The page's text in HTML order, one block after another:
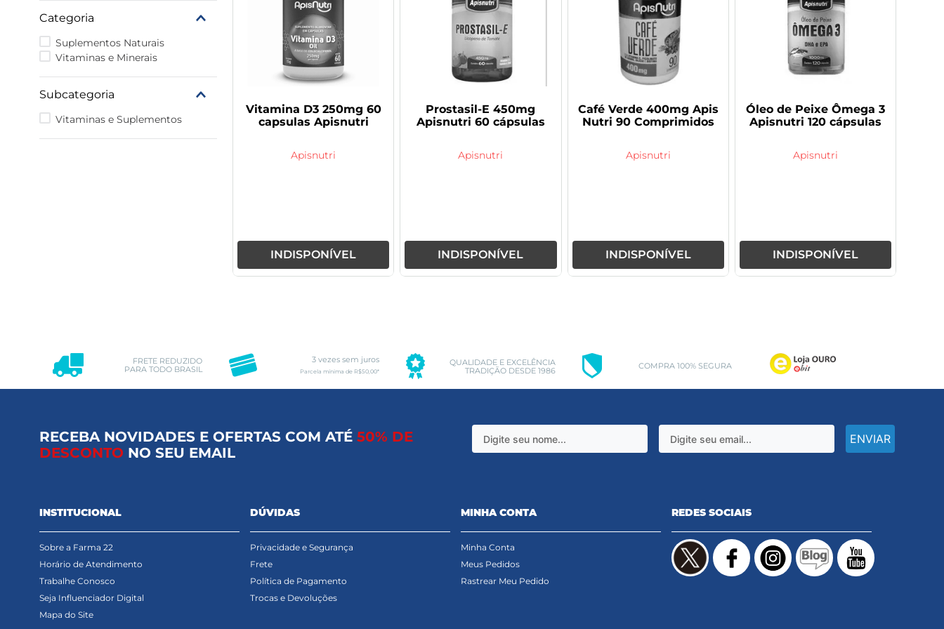
rivaroxabana 20mg
Categoria
Suplementos Naturais
Vitaminas e Minerais
Subcategoria
Vitaminas e Suplementos
Vitamina D3 250mg 60
capsulas Apisnutri
Apisnutri
INDISPONÍVEL
Prostasil-E 450mg
Apisnutri 60 cápsulas
Apisnutri
INDISPONÍVEL
Café Verde 400mg Apis
Nutri 90 Comprimidos
Apisnutri
INDISPONÍVEL
Óleo de Peixe Ômega 3
Apisnutri 120 cápsulas
Apisnutri
INDISPONÍVEL
FRETE REDUZIDO
PARA TODO BRASIL
3 vezes sem juros
Parcela mínima de R$50,00*
QUALIDADE E EXCELÊNCIA
TRADIÇÃO DESDE 1986
COMPRA 100% SEGURA
RECEBA NOVIDADES E OFERTAS COM ATÉ 50% DE
DESCONTO NO SEU EMAIL
ENVIAR
INSTITUCIONAL
Sobre a Farma 22
Horário de Atendimento
Trabalhe Conosco
Seja Influenciador Digital
Mapa do Site
DÚVIDAS
Privacidade e Segurança
Frete
Política de Pagamento
Trocas e Devoluções
MINHA CONTA
Minha Conta
Meus Pedidos
Rastrear Meu Pedido
REDES SOCIAIS